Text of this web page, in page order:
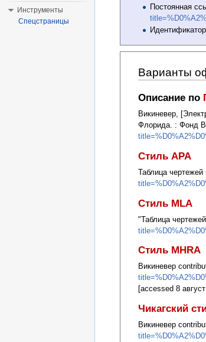
Постоянная
Варианты
Описание по
Викиневер,
Флорида. : Фонд
Стиль APA
Таблица
Стиль MLA
"Таблица
Стиль MHRA
Викиневер
[accessed 8
Чикагский
Викиневер
Инструменты
Спецстраницы